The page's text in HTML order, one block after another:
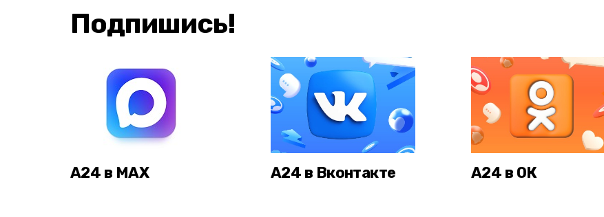
Подпишись!
А24 в MAX А24 в Вконтакте А24 в ОК